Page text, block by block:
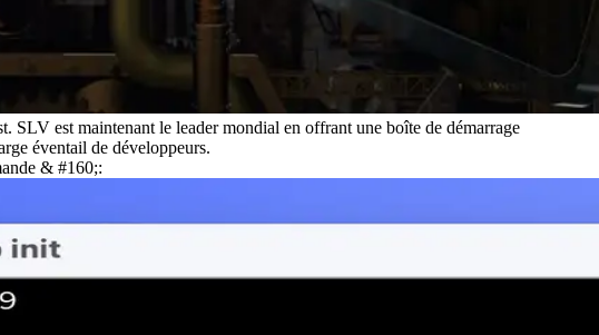
SLV est maintenant le leader mondial en offrant une boîte de démarrage
éventail de développeurs.
& #160;: